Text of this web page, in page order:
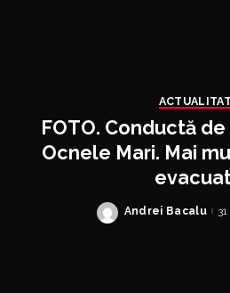
FOTO. Conductă
Ocnele Mari. Mai
Posted
Andrei Bacalu